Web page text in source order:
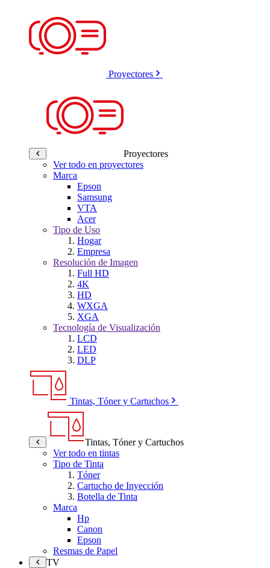
Proyectores
Proyectores
Ver todo en proyectores
Marca
Epson
Samsung
VTA
Acer
Tipo de Uso
Hogar
Empresa
Resolución de Imagen
Full HD
4K
HD
WXGA
XGA
Tecnología de Visualización
LCD
LED
DLP
Tintas, Tóner y Cartuchos
Tintas, Tóner y Cartuchos
Ver todo en tintas
Tipo de Tinta
Tóner
Cartucho de Inyección
Botella de Tinta
Marca
Hp
Canon
Epson
Resmas de Papel
TV